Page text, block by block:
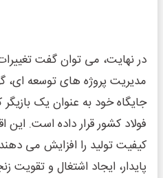
در نهایت، می‌ توان گفت
مدیریت پروژه ‌های توسعه ‌ای،
جایگاه خود به عنوان یک
فولاد کشور قرار داده است. این
کیفیت تولید را افزایش می
پایدار، ایجاد اشتغال و تقویت